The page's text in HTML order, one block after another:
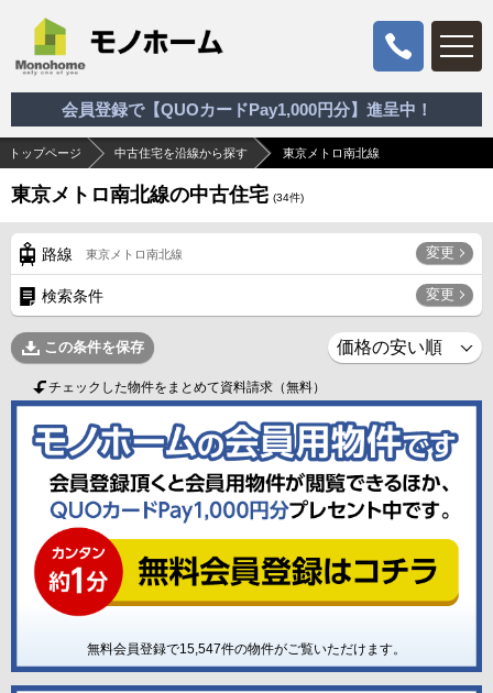
会員登録で【QUOカードPay1,000円分】進呈中！
トップページ 中古住宅を沿線から探す 東京メトロ南北線
東京メトロ南北線の中古住宅 (34件)
路線 東京メトロ南北線 変更
検索条件 変更
この条件を保存
チェックした物件をまとめて資料請求（無料）
無料会員登録で15,547件の物件がご覧いただけます。